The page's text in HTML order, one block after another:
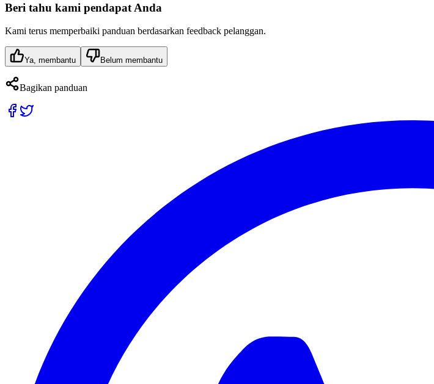
Beri tahu kami pendapat Anda
Kami terus memperbaiki panduan berdasarkan feedback pelanggan.
Ya, membantu Belum membantu
Bagikan panduan